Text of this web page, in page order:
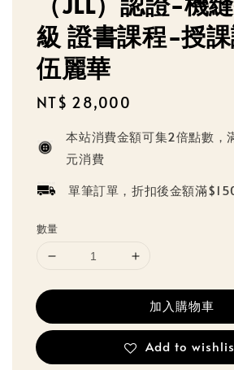
級 證書課程-授課
伍麗華
Regular
NT$ 28,000
本站消費金額可集2倍點數，
元消費
單筆訂單，折扣後金額滿
數量
加入購物車
Add to